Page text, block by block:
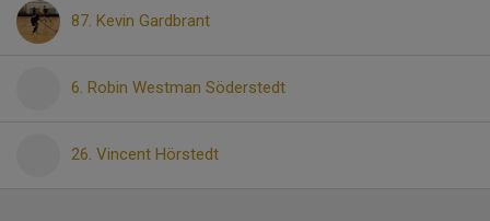
87. Kevin Gardbrant
6. Robin Westman Söderstedt
26. Vincent Hörstedt